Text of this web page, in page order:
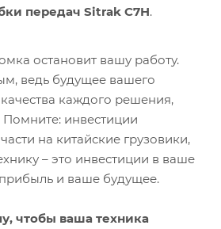
передач Sitrak C7H.
остановит вашу работу.
ведь будущее вашего
каждого решения,
Помните: инвестиции
на китайские грузовики,
– это инвестиции в ваше
и ваше будущее.
чтобы ваша техника